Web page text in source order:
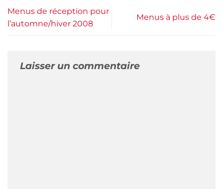
Menus de réception pour
l’automne/hiver 2008
Menus à plus de 4€
Laisser un commentaire